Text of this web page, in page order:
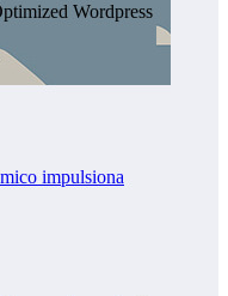
Wordpress